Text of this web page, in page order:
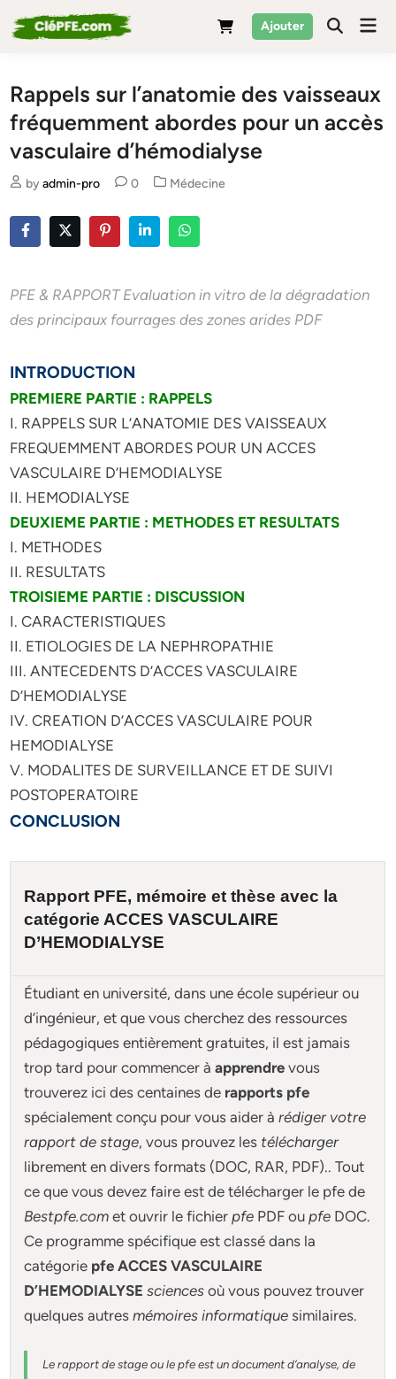
to
Ajouter
Rappels sur l’anatomie des vaisseaux
fréquemment abordes pour un accès
vasculaire d’hémodialyse
byadmin-pro 0
Posted
Médecine
PFE & RAPPORT Evaluation in vitro de la dégradation
des principaux fourrages des zones arides PDF
INTRODUCTION
PREMIERE PARTIE : RAPPELS
I. RAPPELS SUR L’ANATOMIE DES VAISSEAUX
FREQUEMMENT ABORDES POUR UN ACCES
VASCULAIRE D’HEMODIALYSE
II. HEMODIALYSE
DEUXIEME PARTIE : METHODES ET RESULTATS
I. METHODES
II. RESULTATS
TROISIEME PARTIE : DISCUSSION
I. CARACTERISTIQUES
II. ETIOLOGIES DE LA NEPHROPATHIE
III. ANTECEDENTS D’ACCES VASCULAIRE
D’HEMODIALYSE
IV. CREATION D’ACCES VASCULAIRE POUR
HEMODIALYSE
V. MODALITES DE SURVEILLANCE ET DE SUIVI
POSTOPERATOIRE
CONCLUSION
Rapport PFE, mémoire etthèse avec la
catégorie ACCES VASCULAIRE
D’HEMODIALYSE
Étudiant en université, dans une école supérieur ou
d’ingénieur, et que vous cherchez des ressources
pédagogiques entièrement gratuites, il est jamais
trop tard pour commencer àapprendre vous
trouverez ici des centaines de rapports pfe
spécialement conçu pourvous aider àrédiger votre
rapport de stage, vous prouvez les télécharger
librement en divers formats (DOC, RAR, PDF).. Tout
ce que vous devez faire est de télécharger le pfe de
Bestpfe.com et ouvrir le fichierpfe PDF oupfe DOC.
Ce programme spécifique est classé dans la
catégorie pfe ACCES VASCULAIRE
D’HEMODIALYSEsciencesoù vous pouvez trouver
quelques autresmémoires informatique similaires.
Le rapport de stage ou le pfe est un document d’analyse, de